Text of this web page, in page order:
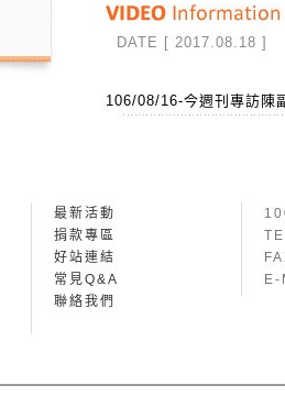
DATE [ 2017.08.18 ]
106/08/16-今週刊專訪陳
最新活動
捐款專區
好站連結
常見Q&A
聯絡我們